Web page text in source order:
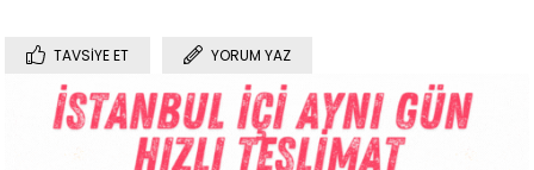
TAVSIYE ET YORUM YAZ